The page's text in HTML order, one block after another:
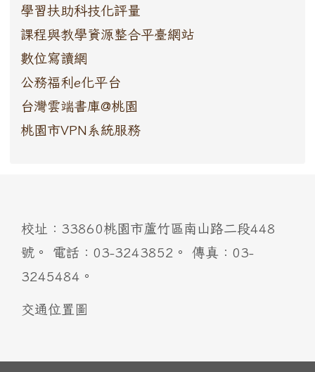
學習扶助科技化評量
課程與教學資源整合平臺網站
數位寫讀網
公務福利e化平台
台灣雲端書庫@桃園
桃園市VPN系統服務
校址：33860桃園市蘆竹區南山路二段448
號。 電話：03-3243852。 傳真：03-
3245484。
交通位置圖